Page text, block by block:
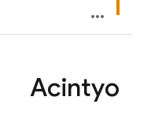
Acintyo